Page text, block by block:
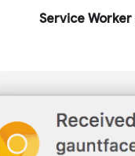
Service Worker